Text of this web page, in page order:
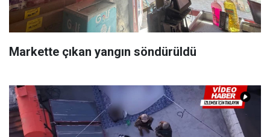
Markette çıkan yangın söndürüldü